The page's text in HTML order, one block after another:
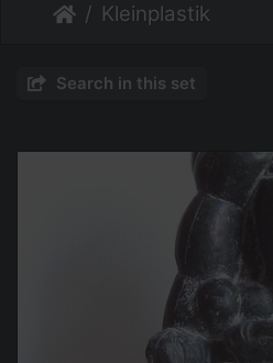
Kleinplastik
Search in this set